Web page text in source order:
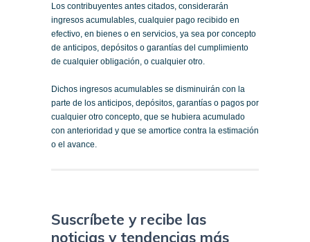
Los contribuyentes antes citados, considerarán
ingresos acumulables, cualquier pago recibido en
efectivo, en bienes o en servicios, ya sea por concepto
de anticipos, depósitos o garantías del cumplimiento
de cualquier obligación, o cualquier otro.
Dichos ingresos acumulables se disminuirán con la
parte de los anticipos, depósitos, garantías o pagos por
cualquier otro concepto, que se hubiera acumulado
con anterioridad y que se amortice contra la estimación
o el avance.